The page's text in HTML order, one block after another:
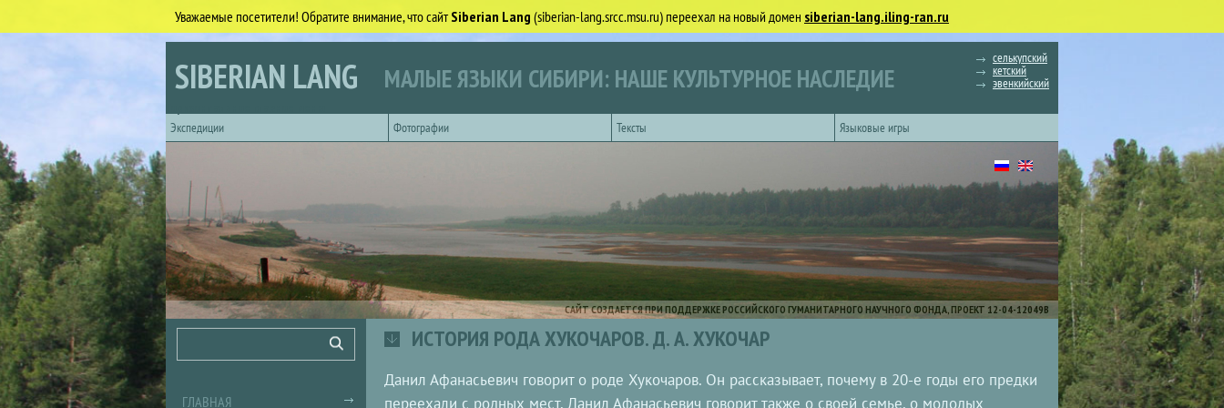
Уважаемые посетители! Обратите внимание, что сайтSiberian Lang (siberian-lang.srcc.msu.ru) переехал на новый домен siberian-lang.iling-ran.ru
SIBERIAN LANG МАЛЫЕ ЯЗЫКИ СИБИРИ: НАШЕ КУЛЬТУРНОЕ НАСЛЕДИЕ
селькупский
кетский
эвенкийский
Экспедиции
Фотографии Тексты Языковые игры
САЙТ СОЗДАЕТСЯ ПРИ ПОДДЕРЖКЕ РОССИЙСКОГО ГУМАНИТАРНОГО НАУЧНОГО ФОНДА, ПРОЕКТ 12-04-12049В
ИСТОРИЯ РОДА ХУКОЧАРОВ. Д. А. ХУКОЧАР
Данил Афанасьевич говорит о роде Хукочаров. Он рассказывает, почему в 20-е годы его предки
переехали с родных мест. Данил Афанасьевич говорит также о своей семье, о молодых
Поиск
ГЛАВНАЯ